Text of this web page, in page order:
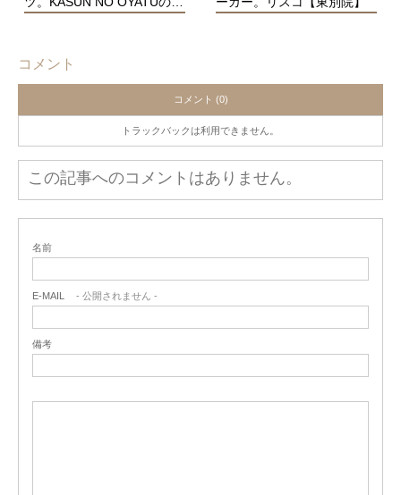
コメント
コメント (0)
トラックバックは利用できません。
この記事へのコメントはありません。
名前
E-MAIL - 公開されません -
備考